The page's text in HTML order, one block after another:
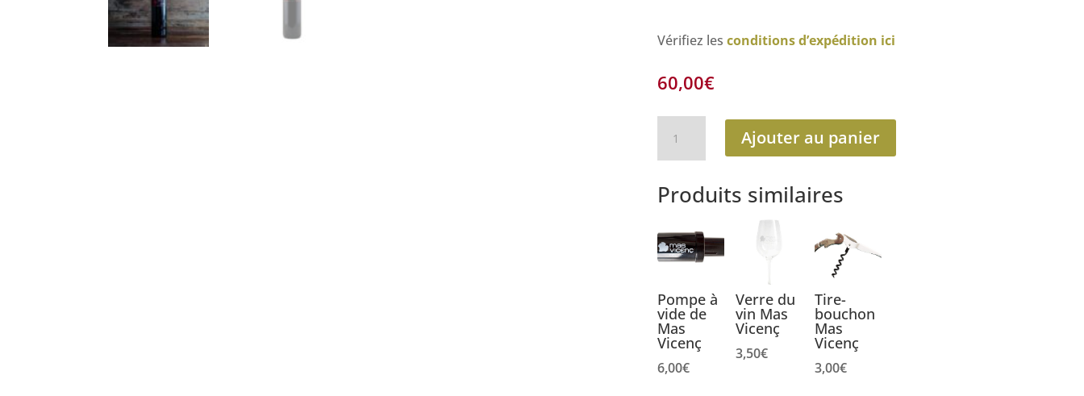
Vérifiez les conditions d’expédition ici
60,00€
Vieux
rouge
2007
Ajouter au panier
Produits similaires
Pompe à
vide de
Mas
Vicenç
6,00€
Verre du
vin Mas
Vicenç
3,50€
Tire-
bouchon
Mas
Vicenç
3,00€